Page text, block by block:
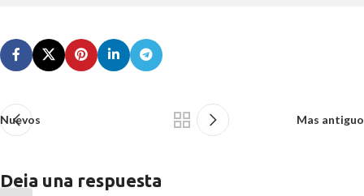
Nuevos Mas antiguo
Deja una respuesta